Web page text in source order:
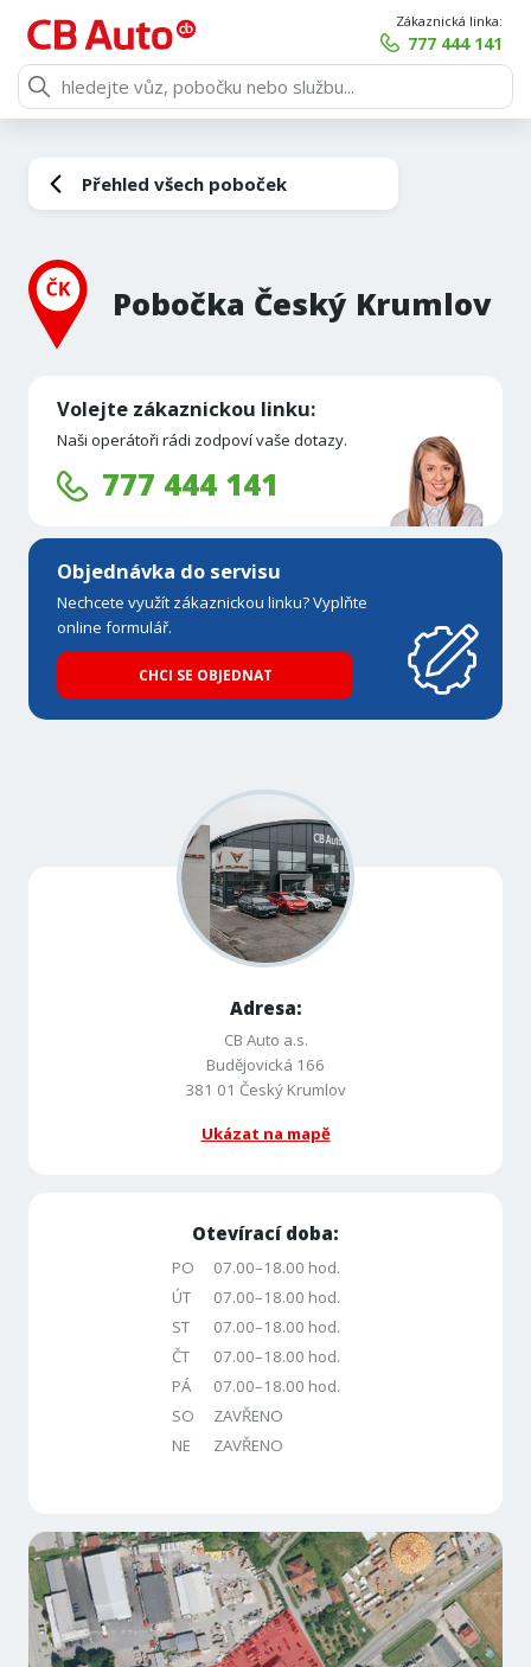
Zákaznická linka:
777 444 141
Přehled všech poboček
Pobočka Český Krumlov
Volejte zákaznickou linku:
Naši operátoři rádi zodpoví vaše dotazy.
777 444 141
Objednávka do servisu
Nechcete využít zákaznickou linku? Vyplňte
online formulář.
CHCI SE OBJEDNAT
Adresa:
CB Auto a.s.
Budějovická 166
381 01 Český Krumlov
Ukázat na mapě
Otevírací doba:
PO
07.00–18.00 hod.
ÚT
07.00–18.00 hod.
ST
07.00–18.00 hod.
ČT
07.00–18.00 hod.
PÁ
07.00–18.00 hod.
SO
ZAVŘENO
NE
ZAVŘENO